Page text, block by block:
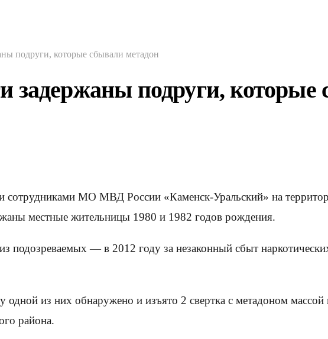
подруги, которые сбывали метадон
задержаны подруги, которые
сотрудниками МО МВД России «Каменск-Уральский» на
местные жительницы 1980 и 1982 годов рождения.
подозреваемых — в 2012 году за незаконный сбыт
из них обнаружено и изъято 2 свертка с метадоном
района.